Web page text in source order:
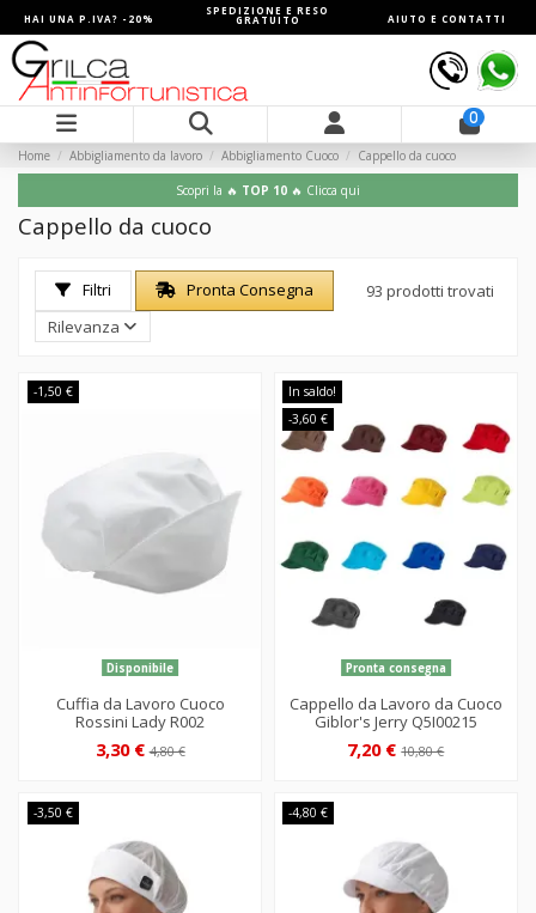
HAI UNA P.IVA? -20%
SPEDIZIONE E RESO
GRATUITO AIUTO E CONTATTI
0
Home Abbigliamento da lavoro Abbigliamento Cuoco Cappello da cuoco
Scopri la 🔥 TOP 10 🔥 Clicca qui
Cappello da cuoco
Filtri Pronta Consegna
93 prodotti trovati
Rilevanza
-1,50 €
Disponibile
Cuffia da Lavoro Cuoco
Rossini Lady R002
3,30 €4,80 €
In saldo!
-3,60 €
Pronta consegna
Cappello da Lavoro da Cuoco
Giblor's Jerry Q5I00215
7,20 €10,80 €
-3,50 € -4,80 €